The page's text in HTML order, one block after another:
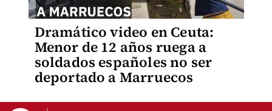
Dramático video en Ceuta:
Menor de 12 años ruega a
soldados españoles no ser
deportado a Marruecos